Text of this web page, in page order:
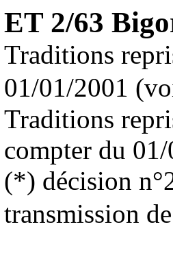
ET 2/63
Traditions
01/01/2001
Traditions
compter du
(*) décision
transmission